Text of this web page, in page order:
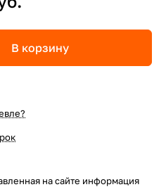
В корзину
на сайте информация